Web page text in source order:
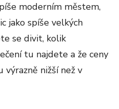
moderním městem,
jako spíše velkých
se divit, kolik
tu najdete a že ceny
nižší než v